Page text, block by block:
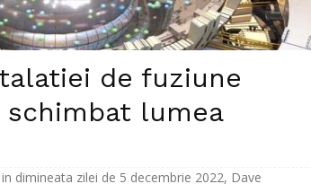
de fuziune
schimbat lumea
dimineata zilei de 5 decembrie 2022, Dave